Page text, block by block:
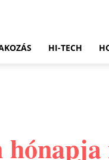
HI-TECH